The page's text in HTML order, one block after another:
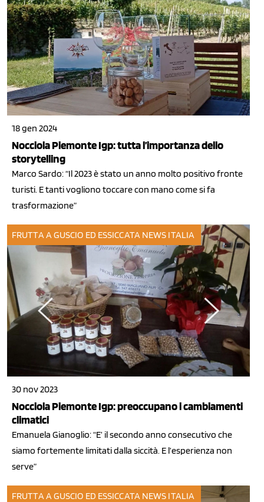
18 gen 2024
Nocciola Piemonte Igp: tutta l’importanza dello
storytelling
Marco Sardo: “Il 2023 è stato un anno molto positivo fronte
turisti. E tanti vogliono toccare con mano come si fa
trasformazione”
FRUTTA A GUSCIO ED ESSICCATA NEWS ITALIA
30 nov 2023
Nocciola Piemonte Igp: preoccupano i cambiamenti
climatici
Emanuela Gianoglio: “E’ il secondo anno consecutivo che
siamo fortemente limitati dalla siccità. E l’esperienza non
serve”
FRUTTA A GUSCIO ED ESSICCATA NEWS ITALIA